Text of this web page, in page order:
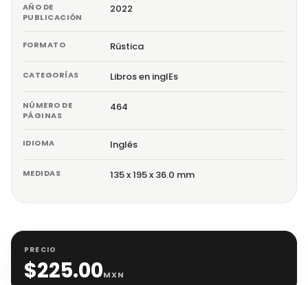
AÑO DE
PUBLICACIÓN
2022
FORMATO Rústica
CATEGORÍAS Libros en inglEs
NÚMERO DE
PÁGINAS
464
IDIOMA Inglés
MEDIDAS 135 x 195 x 36.0 mm
PRECIO
$225.00MXN